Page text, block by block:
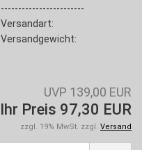
------------------------
Versandart:
Versandgewicht:
UVP 139,00 EUR
Ihr Preis 97,30 EUR
zzgl. 19% MwSt. zzgl. Versand